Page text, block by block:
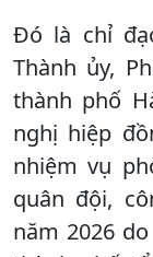
Đó là chỉ
Thành ủy,
thành phố
nghị hiệp
nhiệm vụ
quân đội,
năm 2026